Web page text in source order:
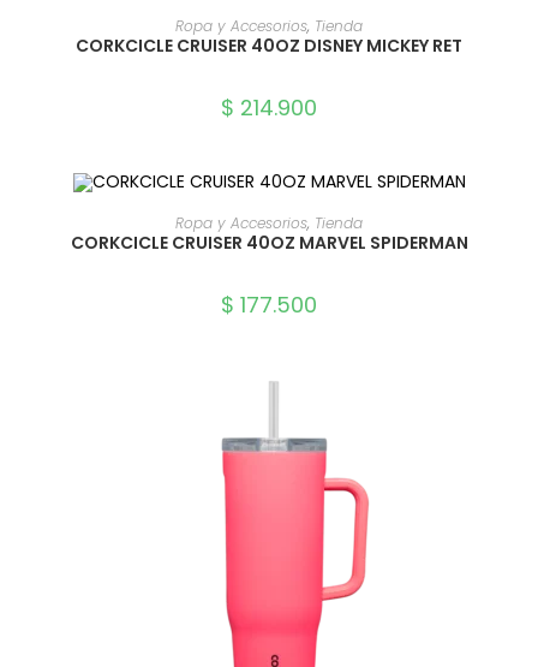
SELECCIONAR OPCIONES
Ropa y Accesorios, Tienda
CORKCICLE CRUISER 40OZ DISNEY MICKEY RET
$ 214.900
SELECCIONAR OPCIONES
Ropa y Accesorios, Tienda
CORKCICLE CRUISER 40OZ MARVEL SPIDERMAN
$ 177.500